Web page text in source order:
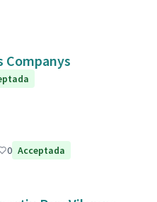
Companys
0 Acceptada